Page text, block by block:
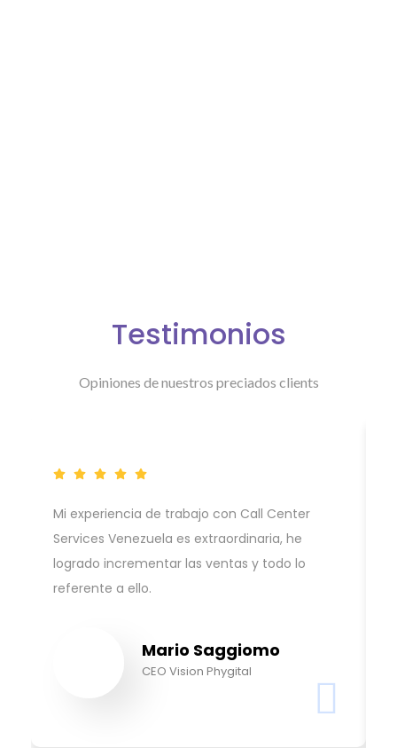
Testimonios
Opiniones de nuestros preciados clients
Mi experiencia de trabajo con Call Center
Services Venezuela es extraordinaria, he
logrado incrementar las ventas y todo lo
referente a ello.
Mario Saggiomo
CEO Vision Phygital